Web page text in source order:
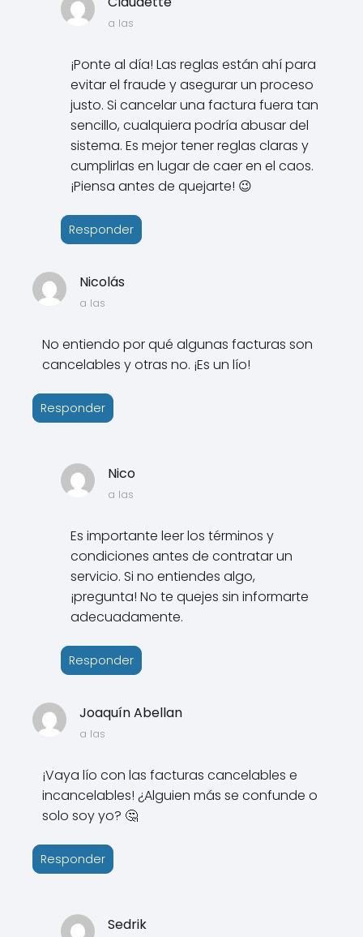
a las
¡Ponte al día! Las reglas están ahí para
evitar el fraude y asegurar un proceso
justo. Si cancelar una factura fuera tan
sencillo, cualquiera podría abusar del
sistema. Es mejor tener reglas claras y
cumplirlas en lugar de caer en el caos.
¡Piensa antes de quejarte! 😉
Responder
Nicolás
a las
No entiendo por qué algunas facturas son
cancelables y otras no. ¡Es un lío!
Responder
Nico
a las
Es importante leer los términos y
condiciones antes de contratar un
servicio. Si no entiendes algo,
¡pregunta! No te quejes sin informarte
adecuadamente.
Responder
Joaquín Abellan
a las
¡Vaya lío con las facturas cancelables e
incancelables! ¿Alguien más se confunde o
solo soy yo? 🤔
Responder
Sedrik